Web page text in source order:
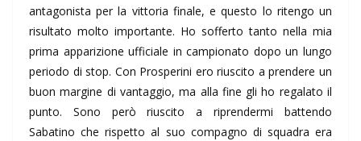
antagonista per la vittoria finale, e questo lo ritengo un
risultato molto importante. Ho sofferto tanto nella mia
prima apparizione ufficiale in campionato dopo un lungo
periodo di stop. Con Prosperini ero riuscito a prendere un
buon margine di vantaggio, ma alla fine gli ho regalato il
punto. Sono però riuscito a riprendermi battendo
Sabatino che rispetto al suo compagno di squadra era